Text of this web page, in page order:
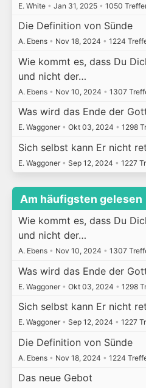
E. White • Jan 31, 2025 • 1050
Die Definition von Sünde
A. Ebens • Nov 18, 2024 • 1224
Wie kommt es, dass Du
und nicht der…
A. Ebens • Nov 10, 2024 • 1307
Was wird das Ende der
E. Waggoner • Okt 03, 2024 • 1298
Sich selbst kann Er nicht
E. Waggoner • Sep 12, 2024 • 1227
Am häufigsten gelesen
Wie kommt es, dass Du
und nicht der…
A. Ebens • Nov 10, 2024 • 1307
Was wird das Ende der
E. Waggoner • Okt 03, 2024 • 1298
Sich selbst kann Er nicht
E. Waggoner • Sep 12, 2024 • 1227
Die Definition von Sünde
A. Ebens • Nov 18, 2024 • 1224
Das neue Gebot